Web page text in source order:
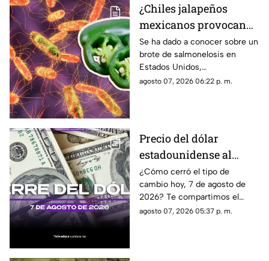
¿Chiles jalapeños
mexicanos provocan
brote de salmonela en
Estados Unidos? Esto
debes saber
Se ha dado a conocer sobre un
brote de salmonelosis en
Estados Unidos,
presuntamente por chiles
agosto 07, 2026 06:22 p. m.
Precio del dólar
estadounidense al
CIERRE de HOY, viernes
7 de agosto de 2026, en
Cancún
¿Cómo cerró el tipo de
cambio hoy, 7 de agosto de
2026? Te compartimos el
precio del dólar al cierre de
agosto 07, 2026 05:37 p. m.